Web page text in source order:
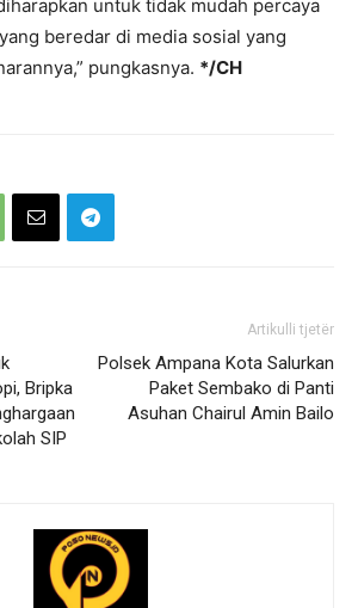
untuk tidak mudah percaya
beredar di media sosial yang
pungkasnya. */CH
Bripka
SIP
Artikulli tjetër
Polsek Ampana Kota Salurkan
Paket Sembako di Panti
Asuhan Chairul Amin Bailo